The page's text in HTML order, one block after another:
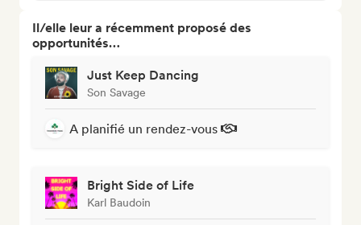
Il/elle leur a récemment proposé des
opportunités…
Just Keep Dancing
Son Savage
A planifié un rendez-vous
Bright Side of Life
Karl Baudoin